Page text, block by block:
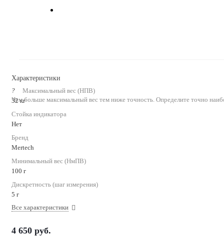
Характеристики
?
Чем больше максимальный вес тем ниже точность. Определите точно
Максимальный вес (НПВ)
32 кг
Стойка индикатора
Нет
Бренд
Mertech
Минимальный вес (НмПВ)
100 г
Дискретность (шаг измерения)
5 г
Все характеристики
4 650 руб.